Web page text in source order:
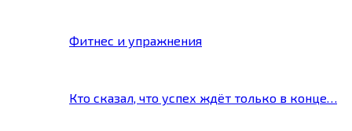
Фитнес и упражнения
Кто сказал, что успех ждёт только в конце…